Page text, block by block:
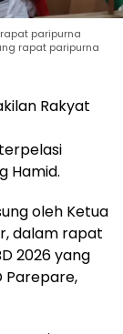
rapat paripurna
rapat paripurna
Rakyat
Hamid.
oleh Ketua
dalam rapat
2026 yang
Parepare,